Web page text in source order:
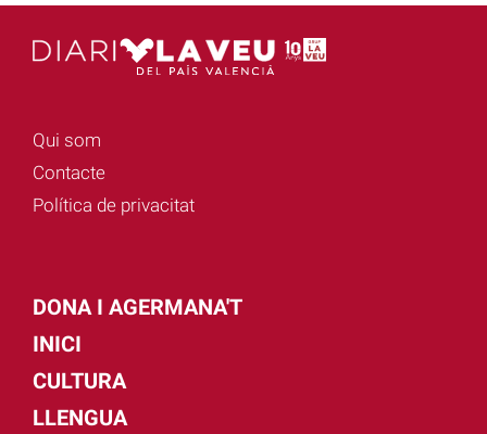
Qui som
Contacte
Política de privacitat
DONA I AGERMANA'T
INICI
CULTURA
LLENGUA